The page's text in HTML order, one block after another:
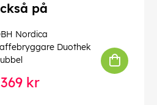
på
Nordica
Duothek
kr